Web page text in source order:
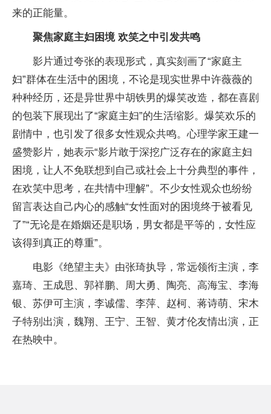
来的正能量。
聚焦家庭主妇困境 欢笑之中引发共鸣
影片通过夸张的表现形式，真实刻画了“家庭主
妇”群体在生活中的困境，不论是现实世界中许薇薇的
种种经历，还是异世界中胡铁男的爆笑改造，都在喜剧
的包装下展现出了“家庭主妇”的生活缩影。爆笑欢乐的
剧情中，也引发了很多女性观众共鸣。心理学家王建一
盛赞影片，她表示“影片敢于深挖广泛存在的家庭主妇
困境，让人不免联想到自己或社会上十分典型的事件，
在欢笑中思考，在共情中理解”。不少女性观众也纷纷
留言表达自己内心的感触“女性面对的困境终于被看见
了”“无论是在婚姻还是职场，男女都是平等的，女性应
该得到真正的尊重”。
电影《绝望主夫》由张琦执导，常远领衔主演，李
嘉琦、王成思、郭祥鹏、周大勇、陶亮、高海宝、李海
银、苏伊可主演，李诚儒、李萍、赵柯、蒋诗萌、宋木
子特别出演，魏翔、王宁、王智、黄才伦友情出演，正
在热映中。